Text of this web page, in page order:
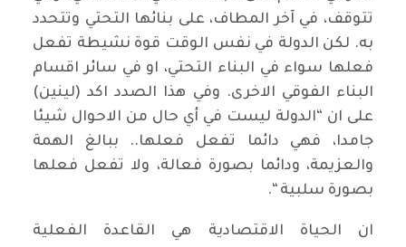
تتوقف، في آخر المطاف، على بنائها التحتي وتتحدد
به. لكن الدولة في نفس الوقت قوة نشيطة تفعل
فعلها سواء في البناء التحتي، او في سائر اقسام
البناء الفوقي الاخرى. وفي هذا الصدد اكد (لينين)
على ان “الدولة ليست في أي حال من الاحوال شيئا
جامدا، فهي دائما تفعل فعلها.. ببالغ الهمة
والعزيمة، ودائما بصورة فعالة، ولا تفعل فعلها
بصورة سلبية “.
ان الحياة الاقتصادية هي القاعدة الفعلية